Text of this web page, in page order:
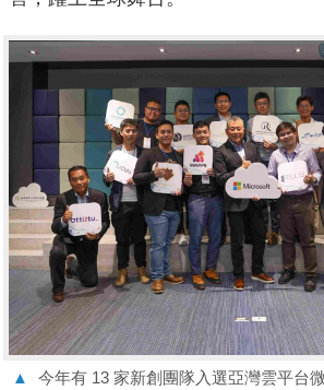
▲
今年有 13 家新創團隊入選亞灣雲平台